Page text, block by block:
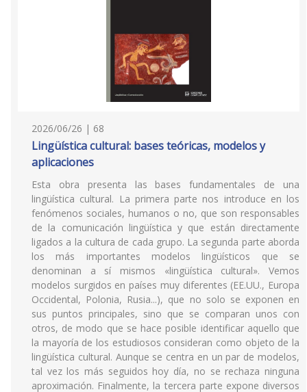
2026/06/26 | 68
Lingüística cultural: bases teóricas, modelos y
aplicaciones
Esta obra presenta las bases fundamentales de una
lingüística cultural. La primera parte nos introduce en los
fenómenos sociales, humanos o no, que son responsables
de la comunicación lingüística y que están directamente
ligados a la cultura de cada grupo. La segunda parte aborda
los más importantes modelos lingüísticos que se
denominan a sí mismos «lingüística cultural». Vemos
modelos surgidos en países muy diferentes (EE.UU., Europa
Occidental, Polonia, Rusia...), que no solo se exponen en
sus puntos principales, sino que se comparan unos con
otros, de modo que se hace posible identificar aquello que
la mayoría de los estudiosos consideran como objeto de la
lingüística cultural. Aunque se centra en un par de modelos,
tal vez los más seguidos hoy día, no se rechaza ninguna
aproximación. Finalmente, la tercera parte expone diversos